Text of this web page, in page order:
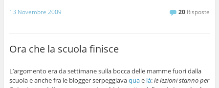
13 Novembre 2009 20 Risposte
Ora che la scuola finisce
L’argomento era da settimane sulla bocca delle mamme fuori dalla
scuola e anche fra le blogger serpeggiavaquae là:le lezioni stanno per